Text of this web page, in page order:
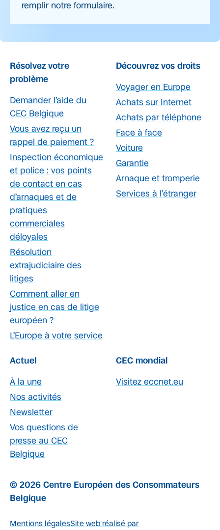
remplir notre formulaire.
Résolvez votre
problème
Demander l’aide du
CEC Belgique
Vous avez reçu un
rappel de paiement ?
Inspection économique
et police : vos points
de contact en cas
d’arnaques et de
pratiques
commerciales
déloyales
Résolution
extrajudiciaire des
litiges
Comment aller en
justice en cas de litige
européen ?
L’Europe à votre service
Découvrez vos droits
Voyager en Europe
Achats sur Internet
Achats par téléphone
Face à face
Voiture
Garantie
Arnaque et tromperie
Services à l’étranger
Actuel
À la une
Nos activités
Newsletter
Vos questions de
presse au CEC
Belgique
CEC mondial
Visitez eccnet.eu
© 2026 Centre Européen des Consommateurs
Belgique
Mentions légalesSite web réalisé par